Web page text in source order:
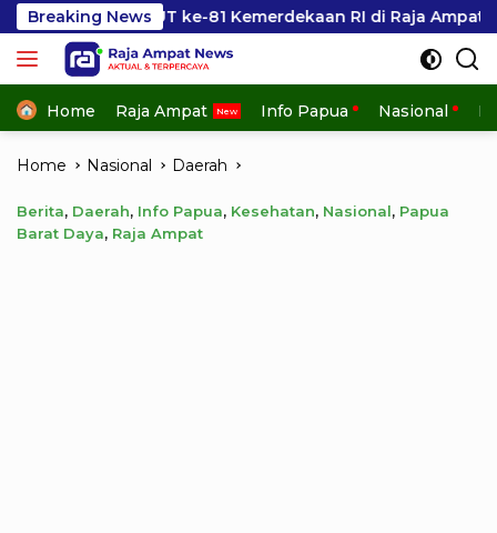
Skip
to
content
Breaking News
81 Kemerdekaan RI di Raja Ampat Kesbangpol
Home Raja Ampat Info Papua Nasional
Home Nasional Daerah
Berita, Daerah, Info Papua, Kesehatan, Nasional, Papua
Barat Daya, Raja Ampat